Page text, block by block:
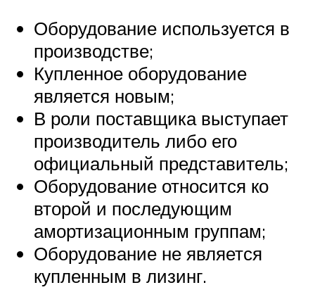
Оборудование используется в
производстве;
Купленное оборудование
является новым;
В роли поставщика выступает
производитель либо его
официальный представитель;
Оборудование относится ко
второй и последующим
амортизационным группам;
Оборудование не является
купленным в лизинг.